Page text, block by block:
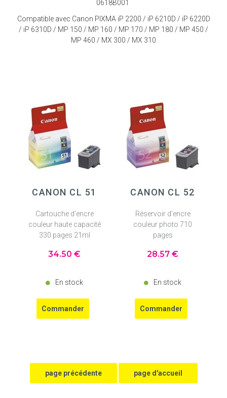
0618B001
Compatible avec Canon PIXMA iP 2200 / iP 6210D / iP 6220D
/ iP 6310D / MP 150 / MP 160 / MP 170 / MP 180 / MP 450 /
MP 460 / MX 300 / MX 310
CANON CL 51
Cartouche d'encre
couleur haute capacité
330 pages 21ml
34.50 €
En stock
CANON CL 52
Réservoir d'encre
couleur photo 710
pages
28.57 €
En stock